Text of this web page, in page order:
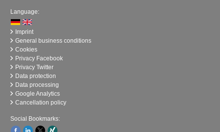
Language:
Imprint
General business conditions
Cookies
Privacy Facebook
Privacy Twitter
Data protection
Data processing
Google Analytics
Cancellation policy
Social Bookmarks: